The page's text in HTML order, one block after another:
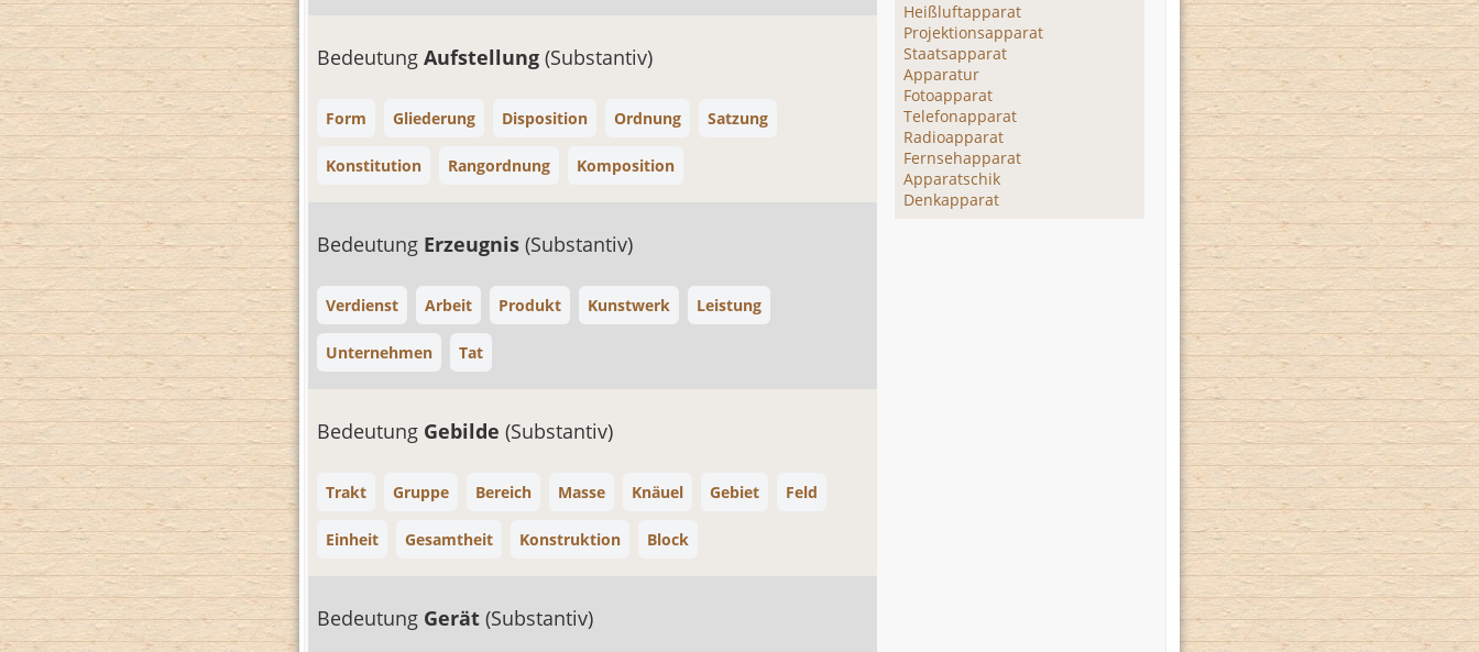
Bedeutung Aufstellung (Substantiv)
Form Gliederung Disposition Ordnung Satzung
Konstitution Rangordnung Komposition
Bedeutung Erzeugnis (Substantiv)
Verdienst Arbeit Produkt Kunstwerk Leistung
Unternehmen Tat
Bedeutung Gebilde (Substantiv)
Trakt Gruppe Bereich Masse Knäuel Gebiet Feld
Einheit Gesamtheit Konstruktion Block
Bedeutung Gerät (Substantiv)
Heißluftapparat
Projektionsapparat
Staatsapparat
Apparatur
Fotoapparat
Telefonapparat
Radioapparat
Fernsehapparat
Apparatschik
Denkapparat